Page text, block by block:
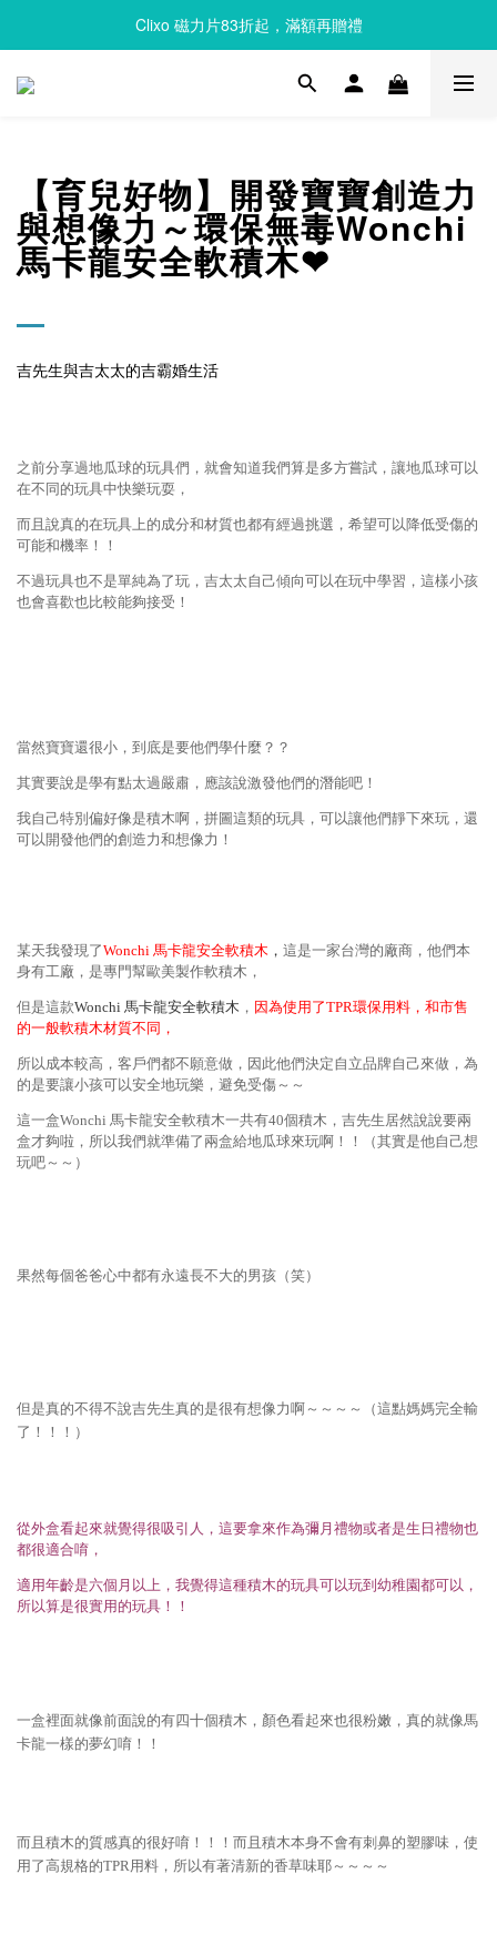
Clixo 磁力片83折起，滿額再贈禮
Clixo 磁力片83折起，滿額再贈禮
Queebi 酷比島 安撫巾 奶嘴玩偶 全新上市 首購 85折!!
【育兒好物】開發寶寶創造力
與想像力～環保無毒Wonchi
馬卡龍安全軟積木❤
吉先生與吉太太的吉霸婚生活
之前分享過地瓜球的玩具們，就會知道我們算是多方嘗試，讓地瓜球可以
在不同的玩具中快樂玩耍，
而且說真的在玩具上的成分和材質也都有經過挑選，希望可以降低受傷的
可能和機率！！
不過玩具也不是單純為了玩，吉太太自己傾向可以在玩中學習，這樣小孩
也會喜歡也比較能夠接受！
當然寶寶還很小，到底是要他們學什麼？？
其實要說是學有點太過嚴肅，應該說激發他們的潛能吧！
我自己特別偏好像是積木啊，拼圖這類的玩具，可以讓他們靜下來玩，還
可以開發他們的創造力和想像力！
某天我發現了Wonchi 馬卡龍安全軟積木 ， 這是一家台灣的廠商，他們本
身有工廠，是專門幫歐美製作軟積木，
但是這款Wonchi 馬卡龍安全軟積木 ， 因為使用了TPR環保用料，和市售
的一般軟積木材質不同，
所以成本較高，客戶們都不願意做，因此他們決定自立品牌自己來做，為
的是要讓小孩可以安全地玩樂，避免受傷～～
這一盒Wonchi 馬卡龍安全軟積木一共有40個積木，吉先生居然說說要兩
盒才夠啦，所以我們就準備了兩盒給地瓜球來玩啊！！（其實是他自己想
玩吧～～）
果然每個爸爸心中都有永遠長不大的男孩（笑）
但是真的不得不說吉先生真的是很有想像力啊～～～～（這點媽媽完全輸
了！！！）
從外盒看起來就覺得很吸引人，這要拿來作為彌月禮物或者是生日禮物也
都很適合唷，
適用年齡是六個月以上，我覺得這種積木的玩具可以玩到幼稚園都可以，
所以算是很實用的玩具！！
一盒裡面就像前面說的有四十個積木，顏色看起來也很粉嫩，真的就像馬
卡龍一樣的夢幻唷！！
而且積木的質感真的很好唷！！！而且積木本身不會有刺鼻的塑膠味，使
用了高規格的TPR用料，所以有著清新的香草味耶～～～～